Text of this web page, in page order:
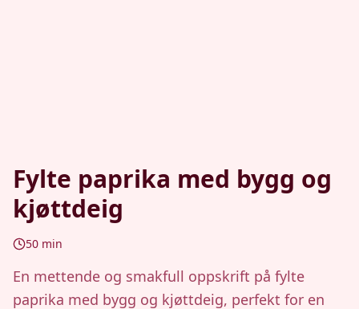
Fylte paprika med bygg og
kjøttdeig
50 min
En mettende og smakfull oppskrift på fylte
paprika med bygg og kjøttdeig, perfekt for en